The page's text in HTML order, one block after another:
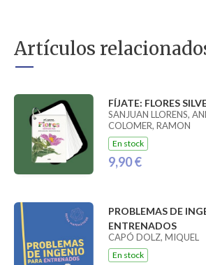
Artículos
FÍJATE: FLORES
SANJUAN LLORENS,
COLOMER, RAMON
En stock
9,90 €
PROBLEMAS DE
ENTRENADOS
CAPÓ DOLZ, MIQUEL
En stock